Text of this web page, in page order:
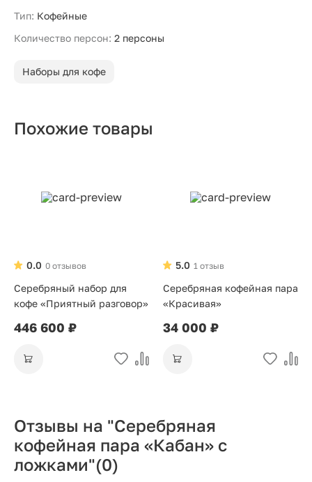
Тип: Кофейные
Количество персон: 2 персоны
Наборы для кофе
Похожие товары
0 отзывов
0.0
Серебряный набор для
кофе «Приятный разговор»
446 600 ₽
1 отзыв
5.0
Серебряная кофейная пара
«Красивая»
34 000 ₽
Отзывы на "Серебряная
кофейная пара «Кабан» с
ложками"(0)